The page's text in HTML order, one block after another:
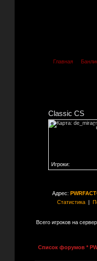
Главная
Classic CS
Игроки:
Адрес:
Статистика|
Всего игроков на
Список форумов *